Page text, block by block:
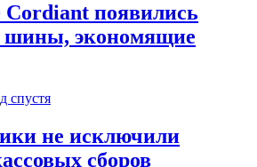
Cordiant появились
шины, экономящие
спустя
не исключили
сборов